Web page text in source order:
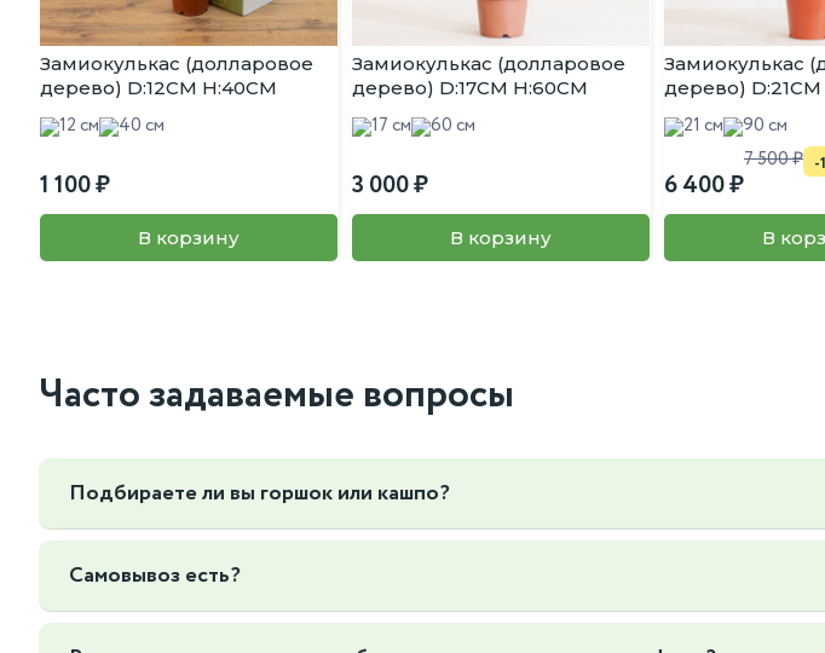
Замиокулькас (долларовое
дерево) D:12CM H:40CM
12 см 40 см
1 100
В корзину
Замиокулькас (долларовое
дерево) D:17CM H:60CM
17 см 60 см
3 000
В корзину
Замиокулькас
дерево)
21 см 90 см
6 400
7 500 -
В
Часто задаваемые вопросы
Подбираете ли вы горшок или кашпо?
Да, мы можем подобрать горшок или кашпо под ваш интерьер и вкус, так же вы можете
Самовывоз есть?
Да, Мы находимся по адресу г. Москва Нижегородская 76к1